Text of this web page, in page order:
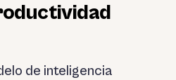
de inteligencia